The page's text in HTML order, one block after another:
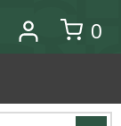
0